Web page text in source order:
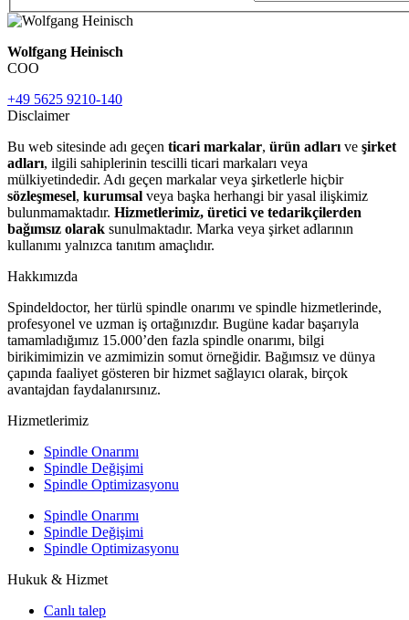
Wolfgang Heinisch
COO
+49 5625 9210-140
Disclaimer
Bu web sitesinde adı geçen ticari markalar, ürün adları ve şirket
adları, ilgili sahiplerinin tescilli ticari markaları veya
mülkiyetindedir. Adı geçen markalar veya şirketlerle hiçbir
sözleşmesel, kurumsal veya başka herhangi bir yasal ilişkimiz
bulunmamaktadır. Hizmetlerimiz, üretici ve tedarikçilerden
bağımsız olarak sunulmaktadır. Marka veya şirket adlarının
kullanımı yalnızca tanıtım amaçlıdır.
Hakkımızda
Spindeldoctor, her türlü spindle onarımı ve spindle hizmetlerinde,
profesyonel ve uzman iş ortağınızdır. Bugüne kadar başarıyla
tamamladığımız 15.000’den fazla spindle onarımı, bilgi
birikimimizin ve azmimizin somut örneğidir. Bağımsız ve dünya
çapında faaliyet gösteren bir hizmet sağlayıcı olarak, birçok
avantajdan faydalanırsınız.
Hizmetlerimiz
Spindle Onarımı
Spindle Değişimi
Spindle Optimizasyonu
Spindle Onarımı
Spindle Değişimi
Spindle Optimizasyonu
Hukuk & Hizmet
Canlı talep